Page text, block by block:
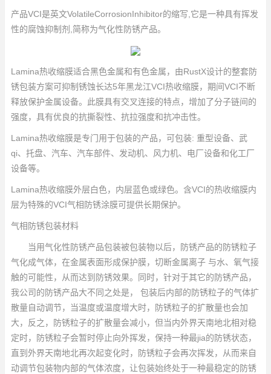
产品VCI是英文VolatileCorrosionInhibitor的缩写,它是一种具有挥发
性的腐蚀抑制剂,简称为气化性防锈产品。
Lamina热收缩膜适合黑色金属和有色金属，由RustX设计的整套防
锈包装方案可抑制锈蚀长达5年黑龙江VCI热收缩膜，期间VCI不断
释放保护金属设备。此膜具有交叉连接的特点，增加了分子链间的
强度，具有优良的抗撕裂性、抗拉强度和抗冲击性。
Lamina热收缩膜是专门用于包装的产品，可包装: 重型设备、武
qi、托盘、汽车、汽车部件、发动机、风力机、电厂设备和化工厂
设备等。
Lamina热收缩膜外层白色，内层蓝色或绿色。含VCI的热收缩膜内
层为特殊的VCI气相防锈涂膜可提供长期保护。
气相防锈包装材料
当用气化性防锈产品包装被包装物以后，防锈产品的防锈粒子
气化成气体，在金属表面形成保护膜，切断金属离子 与水、氧气接
触的可能性，从而达到防锈效果。同时，针对于其它的防锈产品，
我公司的防锈产品大不同之处是， 包装后内部的防锈粒子的气体扩
散量自动调节，当温度或温度增大时，防锈粒子的扩散量也会加
大，反之，防锈粒子的扩散量会减小，但当内外界天南地北相对稳
定时，防锈粒子会暂时停止向外挥发，保持一种最jia的防锈状态，
直到外界天南地北再次起变化时，防锈粒子会再次挥发，从而来自
动调节包装物内部的气体浓度，让包装始终处于一种最稳定的防锈